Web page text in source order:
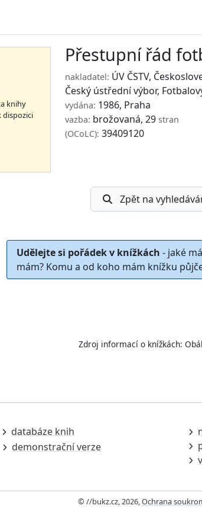
knihy
dispozici
Přestupní řád
nakladatel: ÚV ČSTV,
Český ústřední výbor,
vydána: 1986, Praha
vazba: brožovaná, 29 stran
(OCoLC): 39409120
Zpět na
Udělejte si pořádek v knížkách - jaké
mám? Komu a od koho mám knížku
Zdroj informací o knížkách:
databáze knih
demonstrační verze
© //bukz.cz, 2026,Ochrana